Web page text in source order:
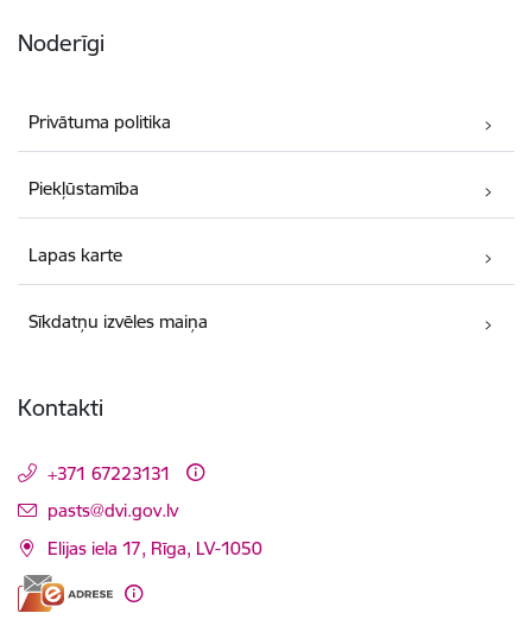
Noderīgi
Privātuma politika
Piekļūstamība
Lapas karte
Sīkdatņu izvēles maiņa
Kontakti
+371 67223131
E-pasts:
pasts@dvi.gov.lv
Elijas iela 17, Rīga, LV-1050